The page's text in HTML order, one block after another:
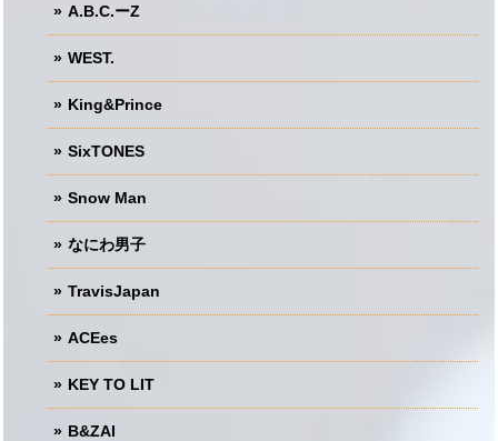
A.B.C.ーZ
WEST.
King&Prince
SixTONES
Snow Man
なにわ男子
TravisJapan
ACEes
KEY TO LIT
B&ZAI